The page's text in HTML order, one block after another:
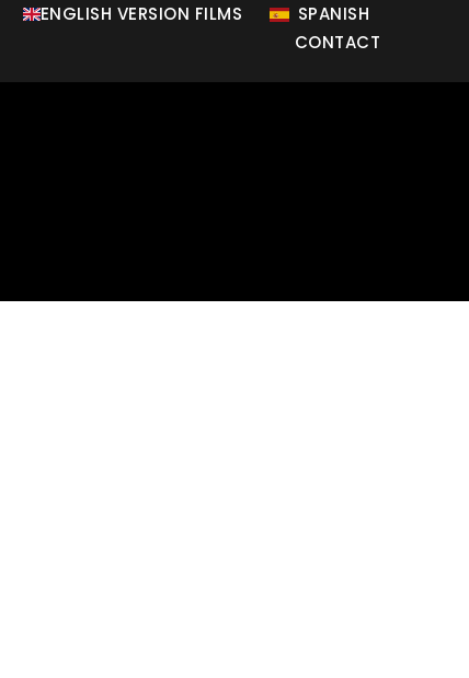
ENGLISH VERSION FILMS
SPANISH
CONTACT